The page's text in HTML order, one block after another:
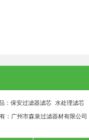
：保安过滤器滤芯 水处理滤芯
：广州市森泉过滤器材有限公司